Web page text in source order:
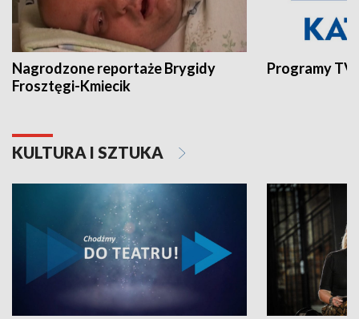
Nagrodzone reportaże Brygidy
Frosztęgi-Kmiecik
Programy
KULTURA I SZTUKA